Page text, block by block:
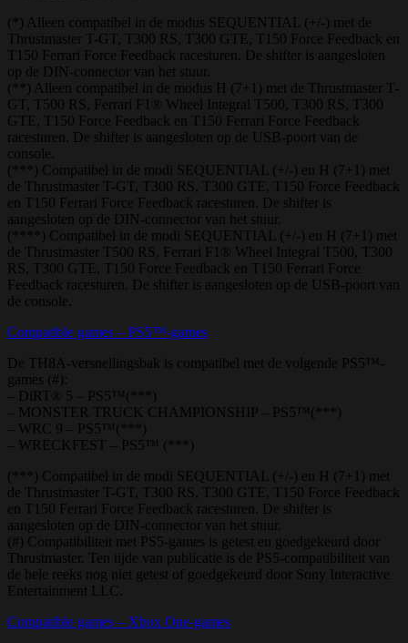
(*) Alleen compatibel in de modus SEQUENTIAL (+/-) met de
Thrustmaster T-GT, T300 RS, T300 GTE, T150 Force Feedback en
T150 Ferrari Force Feedback racesturen. De shifter is aangesloten
op de DIN-connector van het stuur.
(**) Alleen compatibel in de modus H (7+1) met de Thrustmaster T-
GT, T500 RS, Ferrari F1® Wheel Integral T500, T300 RS, T300
GTE, T150 Force Feedback en T150 Ferrari Force Feedback
racesturen. De shifter is aangesloten op de USB-poort van de
console.
(***) Compatibel in de modi SEQUENTIAL (+/-) en H (7+1) met
de Thrustmaster T-GT, T300 RS, T300 GTE, T150 Force Feedback
en T150 Ferrari Force Feedback racesturen. De shifter is
aangesloten op de DIN-connector van het stuur.
(****) Compatibel in de modi SEQUENTIAL (+/-) en H (7+1) met
de Thrustmaster T500 RS, Ferrari F1® Wheel Integral T500, T300
RS, T300 GTE, T150 Force Feedback en T150 Ferrari Force
Feedback racesturen. De shifter is aangesloten op de USB-poort van
de console.
Compatible games – PS5™-games
De TH8A-versnellingsbak is compatibel met de volgende PS5™-
games (#):
– DiRT® 5 – PS5™(***)
– MONSTER TRUCK CHAMPIONSHIP – PS5™(***)
– WRC 9 – PS5™(***)
– WRECKFEST – PS5™ (***)
(***) Compatibel in de modi SEQUENTIAL (+/-) en H (7+1) met
de Thrustmaster T-GT, T300 RS, T300 GTE, T150 Force Feedback
en T150 Ferrari Force Feedback racesturen. De shifter is
aangesloten op de DIN-connector van het stuur.
(#) Compatibiliteit met PS5-games is getest en goedgekeurd door
Thrustmaster. Ten tijde van publicatie is de PS5-compatibiliteit van
de hele reeks nog niet getest of goedgekeurd door Sony Interactive
Entertainment LLC.
Compatible games – Xbox One-games